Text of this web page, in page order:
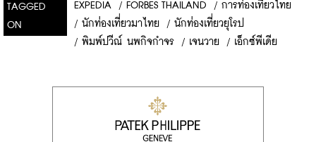
TAGGED
ON
EXPEDIA / FORBES THAILAND / การท่องเที่ยวไทย
/ นักท่องเที่ยวมาไทย / นักท่องเที่ยวยุโรป
/ พิมพ์ปวีณ์ นพกิจกำจร / เจนวาย / เอ็กซ์พีเดีย